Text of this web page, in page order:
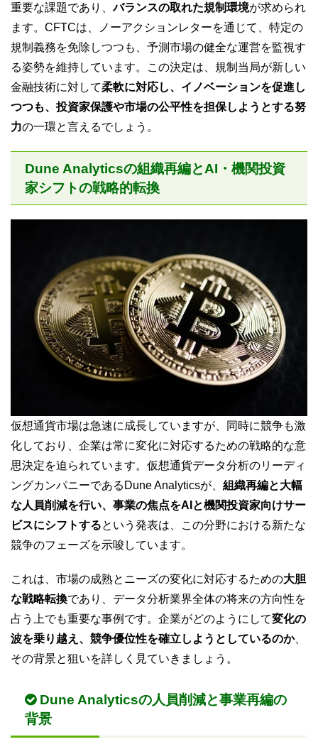
重要な課題であり、バランスの取れた規制環境が求められ
ます。CFTCは、ノーアクションレターを通じて、特定の
規制義務を免除しつつも、予測市場の健全な運営を監視す
る姿勢を維持しています。この決定は、規制当局が新しい
金融技術に対して柔軟に対応し、イノベーションを促進し
つつも、投資家保護や市場の公平性を担保しようとする努
力の一環と言えるでしょう。
Dune Analyticsの組織再編とAI・機関投資
家シフトの戦略的転換
仮想通貨市場は急速に成長していますが、同時に競争も激
化しており、企業は常に変化に対応するための戦略的な意
思決定を迫られています。仮想通貨データ分析のリーディ
ングカンパニーであるDune Analyticsが、 組織再編と大幅
な人員削減を行い、事業の焦点をAIと機関投資家向けサー
ビスにシフトするという発表は、この分野における新たな
競争のフェーズを示唆しています。
これは、市場の成熟とニーズの変化に対応するための大胆
な戦略転換であり、データ分析業界全体の将来の方向性を
占う上でも重要な事例です。企業がどのようにして変化の
波を乗り越え、競争優位性を確立しようとしているのか、
その背景と狙いを詳しく見ていきましょう。
Dune Analyticsの人員削減と事業再編の
背景